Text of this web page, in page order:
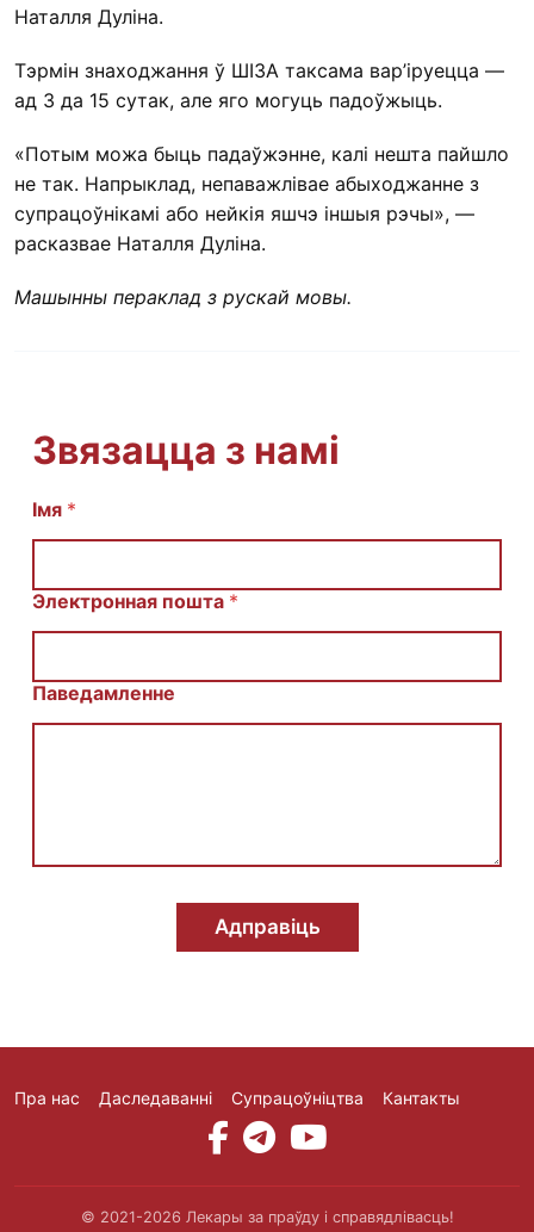
Наталля Дуліна.
Тэрмін знаходжання ў ШІЗА таксама вар’іруецца —
ад 3 да 15 сутак, але яго могуць падоўжыць.
«Потым можа быць падаўжэнне, калі нешта пайшло
не так. Напрыклад, непаважлівае абыходжанне з
супрацоўнікамі або нейкія яшчэ іншыя рэчы», —
расказвае Наталля Дуліна.
Машынны пераклад з рускай мовы.
Звязацца з намі
Імя *
Электронная пошта *
С
щ
е
я
Паведамленне
Адправіць
Пра нас Даследаванні Супрацоўніцтва
Кантакты
© 2021-2026 Лекары за праўду і справядлівасць!